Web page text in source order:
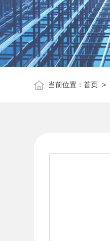
当前位置：首页 >